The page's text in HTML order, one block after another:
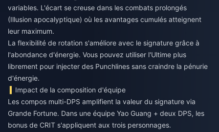
variables. L'écart se creuse dans les combats prolongés
(Illusion apocalyptique) où les avantages cumulés atteignent
leur maximum.
La flexibilité de rotation s'améliore avec le signature grâce à
l'abondance d'énergie. Vous pouvez utiliser l'Ultime plus
librement pour injecter des Punchlines sans craindre la pénurie
d'énergie.
Impact de la composition d'équipe
Les compos multi-DPS amplifient la valeur du signature via
Grande Fortune. Dans une équipe Yao Guang + deux DPS, les
bonus de CRIT s'appliquent aux trois personnages.